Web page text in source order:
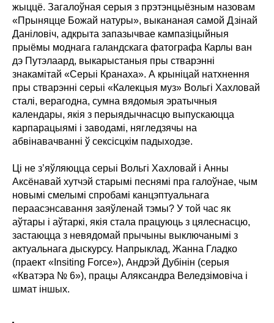
жыццё. Загалоўная серыя з прэтэнцыёзным назовам
«Прыняцце Божай натуры», выкананая самой Дзінай
Даніловіч, адкрыта запазычвае кампазіцыйныя
прыёмы моднага галандскага фатографа Карлы ван
дэ Путэлаард, выкарыстаныя пры стварэнні
знакамітай «Серыі Кранаха». А крыніцай натхнення
пры стварэнні серыі «Калекцыя муз» Вольгі Хахловай
сталі, верагодна, сумна вядомыя эратычныя
календары, якія з перыядычнасцю выпускаюцца
карпарацыямі і заводамі, нягледзячы на
абвінавачванні ў сексісцкім падыходзе.
Ці не з’яўляюцца серыі Вольгі Хахловай і Анны
Аксёнавай хутчэй старымі песнямі пра галоўнае, чым
новымі смелымі спробамі канцэптуальнага
пераасэнсавання заяўленай тэмы? У той час як
аўтары і аўтаркі, якія стала працуюць з цялеснасцю,
застаюцца з невядомай прычыны выключанымі з
актуальнага дыскурсу. Напрыклад, Жанна Гладко
(праект «Insiting Force»), Андрэй Дубінін (серыя
«Кватэра № 6»), працы Аляксандра Веледзімовіча і
шмат іншых.